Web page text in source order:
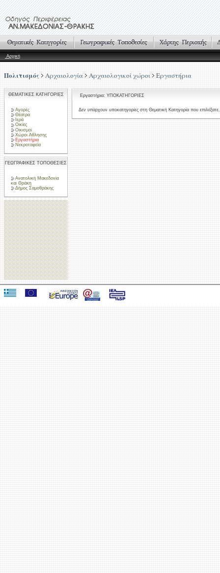
Αρχική
Πολιτισμός Αρχαιολογία Αρχαιολογικοί χώροι Εργαστήρια
ΘΕΜΑΤΙΚΕΣ ΚΑΤΗΓΟΡΙΕΣ
Αγορές
Θέατρα
Ιερά
Οικίες
Οικισμοί
Χώροι Άθλησης
Εργαστήρια
Νεκροταφεία
ΓΕΩΓΡΑΦΙΚΕΣ ΤΟΠΟΘΕΣΙΕΣ
Ανατολική Μακεδονία
και Θράκη
Δήμος Σαμοθράκης
Εργαστήρια: ΥΠΟΚΑΤΗΓΟΡΙΕΣ
Δεν υπάρχουν υποκατηγορίες στη Θεματική Κατηγορία που επιλέξατε.